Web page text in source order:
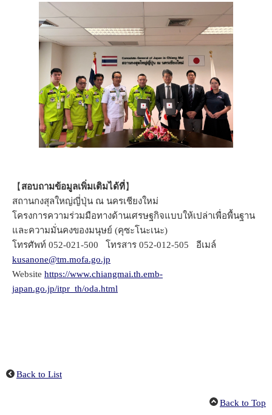
【 สอบถามข้อมูลเพิ่มเติมได้ที่】
สถานกงสุลใหญ่ญี่ปุ่น ณ นครเชียงใหม่
โครงการความร่วมมือทางด้านเศรษฐกิจแบบให้เปล่าเพื่อพื้นฐาน
และความมั่นคงของมนุษย์ (คุซะโนะเนะ)
โทรศัพท์ 052-021-500 โทรสาร 052-012-505 อีเมล์
kusanone@tm.mofa.go.jp
Website https://www.chiangmai.th.emb-
japan.go.jp/itpr_th/oda.html
Back to List
Back to Top